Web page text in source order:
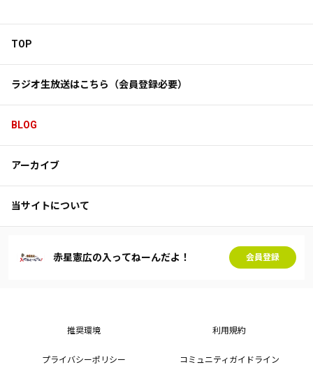
TOP
ラジオ生放送はこちら（会員登録必要）
BLOG
アーカイブ
当サイトについて
赤星憲広の入ってねーんだよ！ 会員登録
推奨環境 利用規約
プライバシーポリシー コミュニティガイドライン